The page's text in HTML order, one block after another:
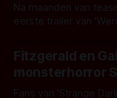
Na maanden van
eerste trailer van
kille stijl vol folklore
het het al raden?)...
Fitzgerald en
monsterhorror
Fans van 'Strange